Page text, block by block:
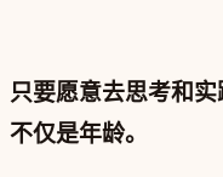
只要愿意去思考和
不仅是年龄。